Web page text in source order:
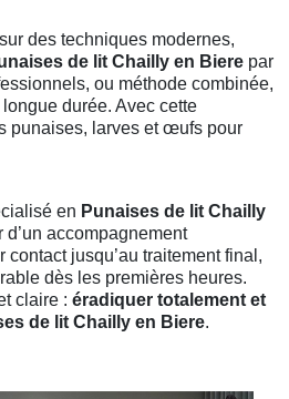
des techniques modernes,
de lit Chailly en Biere par
ou méthode combinée,
durée. Avec cette
punaises, larves et œufs pour
en Punaises de lit Chailly
d’un accompagnement
jusqu’au traitement final,
dès les premières heures.
claire : éradiquer totalement et
de lit Chailly en Biere.